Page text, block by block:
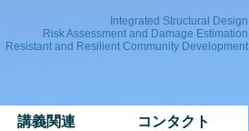
Integrated Structural Design
Risk Assessment and Damage Estimation
Resistant and Resilient Community Development
講義関連 コンタクト